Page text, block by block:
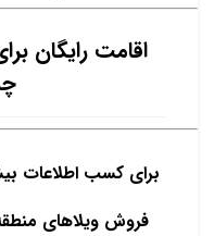
اقامت رایگان
برای کسب اطلاعات
فروش ویلاهای